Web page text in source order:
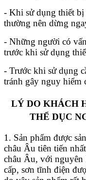
- Khi sử dụng thiết bị
thường nên dừng
- Những người có
trước khi sử dụng
- Trước khi sử dụng
tránh gây nguy hiểm
LÝ DO KHÁCH
THỂ DỤC
1. Sản phẩm được
châu Âu tiên tiến
châu Âu, với nguyên
cấp, sơn tĩnh điện